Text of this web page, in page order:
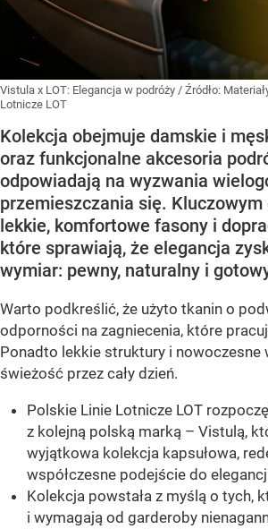
Vistula x LOT: Elegancja w podróży / Źródło:
Lotnicze LOT
Kolekcja obejmuje damskie i
oraz funkcjonalne akcesoria
odpowiadają na wyzwania
przemieszczania się.
lekkie, komfortowe fasony i
które sprawiają, że elegancja
wymiar: pewny, naturalny i
Warto podkreślić, że użyto tkanin o
odporności na zagniecenia, które
Ponadto lekkie struktury i nowoczesne
świeżość przez cały dzień.
Polskie Linie Lotnicze LOT
z kolejną polską marką – Vistulą,
wyjątkowa kolekcja kapsułowa,
współczesne podejście do
Kolekcja powstała z myślą o tych,
i wymagają od garderoby